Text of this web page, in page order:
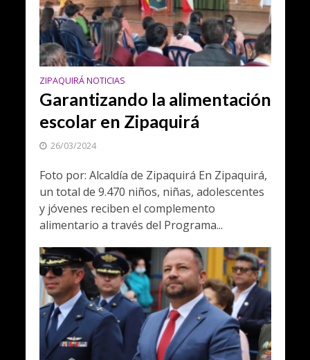
ZIPAQUIRÁ NOTICIAS
Garantizando la alimentación
escolar en Zipaquirá
26/03/2024
Foto por: Alcaldía de Zipaquirá En Zipaquirá,
un total de 9.470 niños, niñas, adolescentes
y jóvenes reciben el complemento
alimentario a través del Programa...